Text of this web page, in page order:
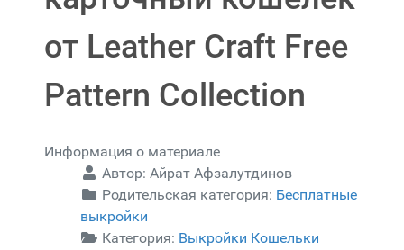
от Leather Craft Free
Pattern Collection
Информация о материале
Автор: Айрат Афзалутдинов
Родительская категория: Бесплатные
выкройки
Категория: Выкройки Кошельки